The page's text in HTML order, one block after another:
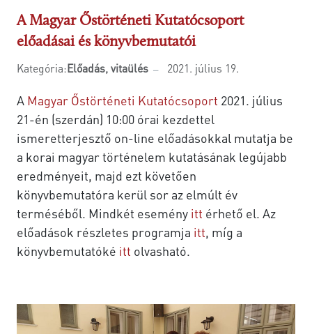
A Magyar Őstörténeti Kutatócsoport
előadásai és könyvbemutatói
Kategória:Előadás, vitaülés 2021. július 19.
A Magyar Őstörténeti Kutatócsoport 2021. július
21-én (szerdán) 10:00 órai kezdettel
ismeretterjesztő on-line előadásokkal mutatja be
a korai magyar történelem kutatásának legújabb
eredményeit, majd ezt követően
könyvbemutatóra kerül sor az elmúlt év
terméséből. Mindkét esemény itt érhető el. Az
előadások részletes programja itt, míg a
könyvbemutatóké itt olvasható.